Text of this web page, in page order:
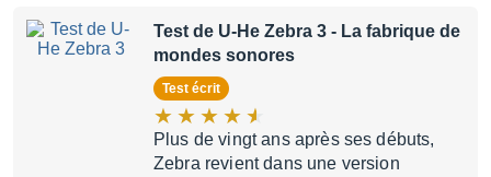
Test de U-He Zebra 3 - La fabrique de
mondes sonores
Test écrit
Plus de vingt ans après ses débuts,
Zebra revient dans une version